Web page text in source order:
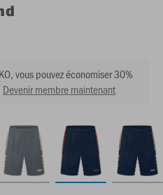
vous pouvez économiser 30%
Devenir membre maintenant